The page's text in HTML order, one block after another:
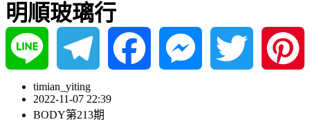
明順玻璃行
Line Telegram Facebook Messenger Twitter
Pinterest
timian_yiting
2022-11-07 22:39
BODY第213期